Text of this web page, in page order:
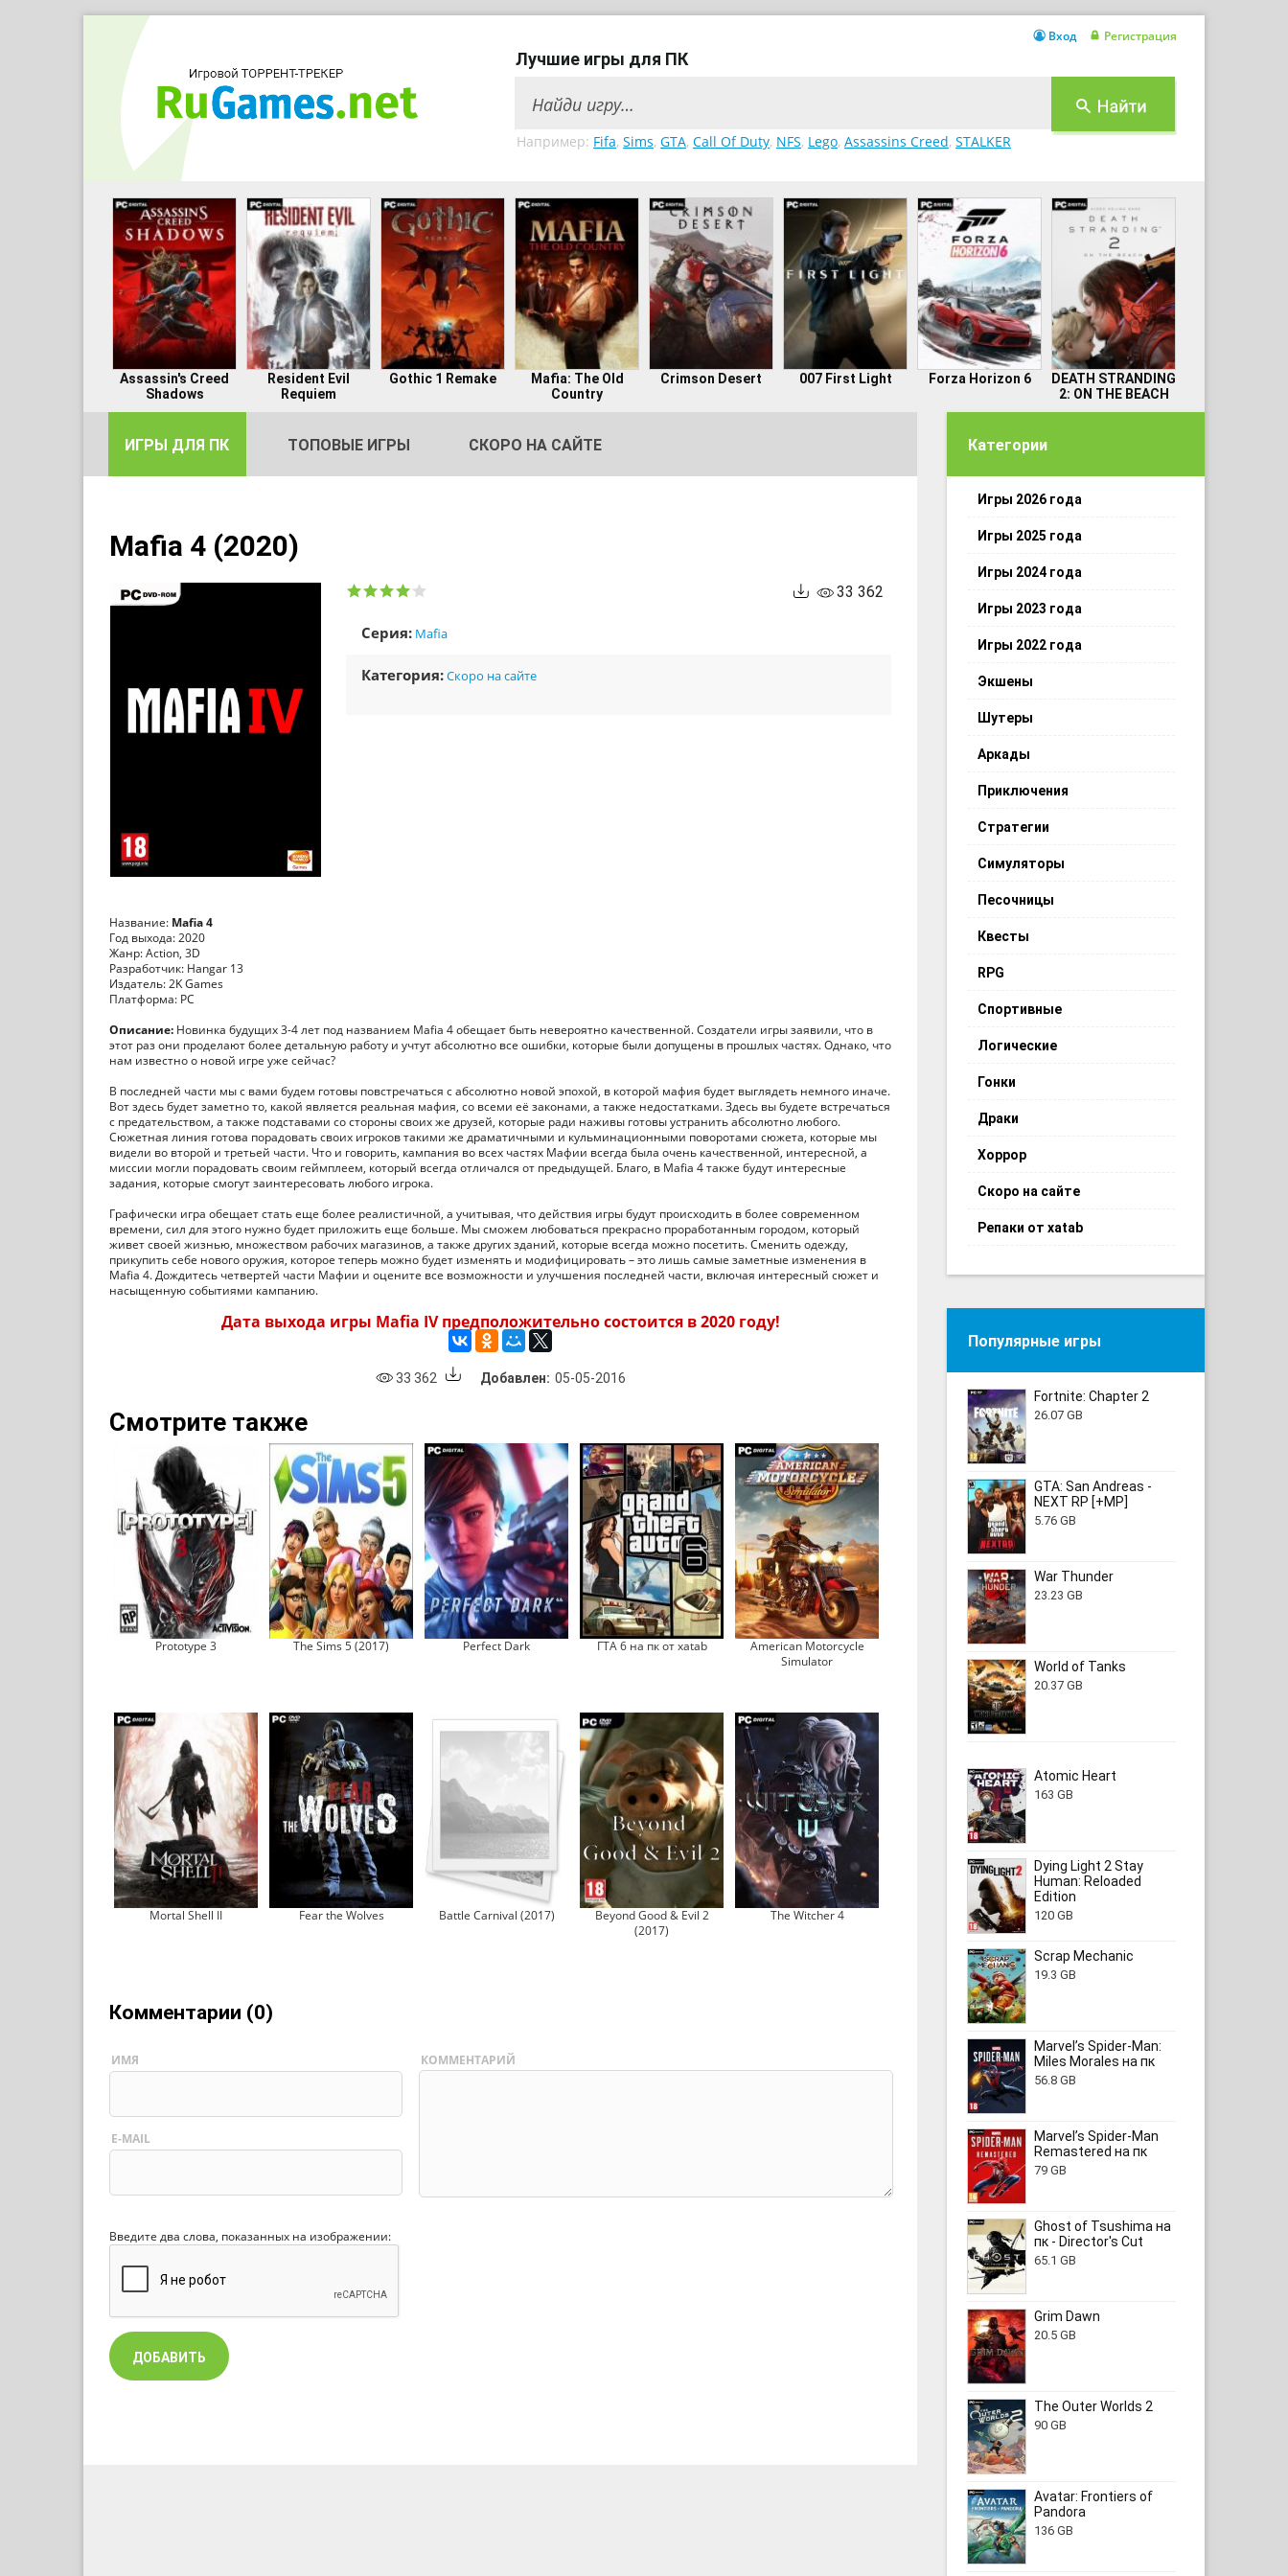
Лучшие игры для ПК
Например: Fifa, Sims, GTA, Call Of Duty, NFS, Lego, Assassins Creed, STALKER
Вход Регистрация
Assassin's Creed
Shadows
Resident Evil
Requiem
Gothic 1 Remake
Mafia: The Old
Country
Crimson Desert 007 First Light Forza Horizon 6
DEATH STRANDING
2: ON THE BEACH
ИГРЫ ДЛЯ ПК ТОПОВЫЕ ИГРЫ СКОРО НА САЙТЕ
Mafia 4 (2020)
33 362
Серия: Mafia
Категория:Скоро на сайте
Название: Mafia 4
Год выхода: 2020
Жанр: Action, 3D
Разработчик: Hangar 13
Издатель: 2K Games
Платформа: PC
Описание: Новинка будущих 3-4 лет под названием Mafia 4 обещает быть невероятно качественной. Создатели игры заявили, что в
этот раз они проделают более детальную работу и учтут абсолютно все ошибки, которые были допущены в прошлых частях. Однако, что
нам известно о новой игре уже сейчас?
В последней части мы с вами будем готовы повстречаться с абсолютно новой эпохой, в которой мафия будет выглядеть немного иначе.
Вот здесь будет заметно то, какой является реальная мафия, со всеми её законами, а также недостатками. Здесь вы будете встречаться
с предательством, а также подставами со стороны своих же друзей, которые ради наживы готовы устранить абсолютно любого.
Сюжетная линия готова порадовать своих игроков такими же драматичными и кульминационными поворотами сюжета, которые мы
видели во второй и третьей части. Что и говорить, кампания во всех частях Мафии всегда была очень качественной, интересной, а
миссии могли порадовать своим геймплеем, который всегда отличался от предыдущей. Благо, в Mafia 4 также будут интересные
задания, которые смогут заинтересовать любого игрока.
Графически игра обещает стать еще более реалистичной, а учитывая, что действия игры будут происходить в более современном
времени, сил для этого нужно будет приложить еще больше. Мы сможем любоваться прекрасно проработанным городом, который
живет своей жизнью, множеством рабочих магазинов, а также других зданий, которые всегда можно посетить. Сменить одежду,
прикупить себе нового оружия, которое теперь можно будет изменять и модифицировать – это лишь самые заметные изменения в
Mafia 4. Дождитесь четвертей части Мафии и оцените все возможности и улучшения последней части, включая интересный сюжет и
насыщенную событиями кампанию.
Дата выхода игры Mafia IV предположительно состоится в 2020 году!
33 362 Добавлен: 05-05-2016
Смотрите также
Prototype 3 The Sims 5 (2017) Perfect Dark ГТА 6 на пк от xatab
American Motorcycle
Simulator
Mortal Shell II Fear the Wolves Battle Carnival (2017)
Beyond Good & Evil 2
(2017)
The Witcher 4
Комментарии (0)
ИМЯ
E-MAIL
КОММЕНТАРИЙ
Введите два слова, показанных на изображении:
Категории
Игры 2026 года
Игры 2025 года
Игры 2024 года
Игры 2023 года
Игры 2022 года
Экшены
Шутеры
Аркады
Приключения
Стратегии
Симуляторы
Песочницы
Квесты
RPG
Спортивные
Логические
Гонки
Драки
Хоррор
Скоро на сайте
Репаки от xatab
Популярные игры
Fortnite: Chapter 2
26.07 GB
GTA: San Andreas -
NEXT RP [+MP]
5.76 GB
War Thunder
23.23 GB
World of Tanks
20.37 GB
Atomic Heart
163 GB
Dying Light 2 Stay
Human: Reloaded
Edition
120 GB
Scrap Mechanic
19.3 GB
Marvel’s Spider-Man:
Miles Morales на пк
56.8 GB
Marvel’s Spider-Man
Remastered на пк
79 GB
Ghost of Tsushima на
пк - Director's Cut
65.1 GB
Grim Dawn
20.5 GB
The Outer Worlds 2
90 GB
Avatar: Frontiers of
Pandora
136 GB